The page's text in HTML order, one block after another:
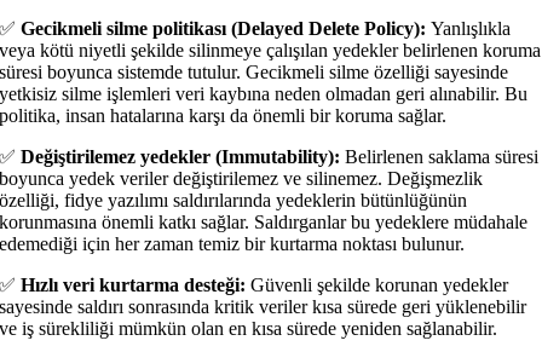
✅Gecikmeli silme politikası (Delayed Delete Policy): Yanlışlıkla
veya kötü niyetli şekilde silinmeye çalışılan yedekler belirlenen koruma
süresi boyunca sistemde tutulur. Gecikmeli silme özelliği sayesinde
yetkisiz silme işlemleri veri kaybına neden olmadan geri alınabilir. Bu
politika, insan hatalarına karşı da önemli bir koruma sağlar.
✅Değiştirilemez yedekler (Immutability): Belirlenen saklama süresi
boyunca yedek veriler değiştirilemez ve silinemez. Değişmezlik
özelliği, fidye yazılımı saldırılarında yedeklerin bütünlüğünün
korunmasına önemli katkı sağlar. Saldırganlar bu yedeklere müdahale
edemediği için her zaman temiz bir kurtarma noktası bulunur.
✅Hızlı veri kurtarma desteği: Güvenli şekilde korunan yedekler
sayesinde saldırı sonrasında kritik veriler kısa sürede geri yüklenebilir
ve iş sürekliliği mümkün olan en kısa sürede yeniden sağlanabilir.